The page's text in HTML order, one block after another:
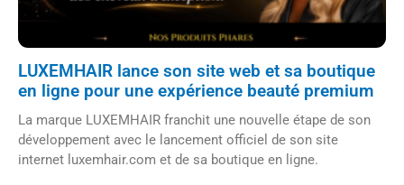
LUXEMHAIR lance son site web et sa boutique
en ligne pour une expérience beauté premium
La marque LUXEMHAIR franchit une nouvelle étape de son
développement avec le lancement officiel de son site
internet luxemhair.com et de sa boutique en ligne.